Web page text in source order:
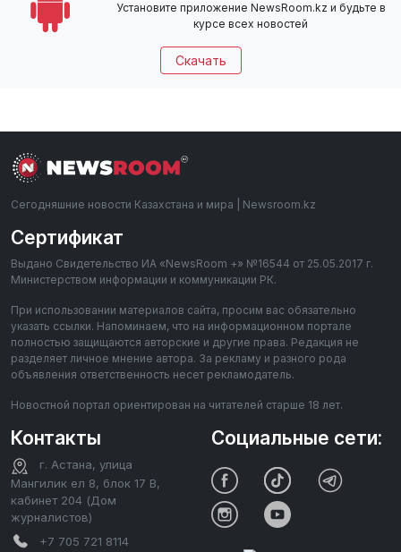
Установите приложение NewsRoom.kz и будьте в
курсе всех новостей
Скачать
Сегодняшние новости Казахстана и мира | Newsroom.kz
Сертификат
Выдано Свидетельство ИА «NewsRoom +» №16544 от 25.05.2017 г.
Министерством информации и коммуникации РК.
При использовании материалов сайта, просим вас обязательно
указать ссылки. Напоминаем, что на информационном портале
полностью защищаются авторские и другие права. Редакция не
разделяет личное мнение автора. За рекламу и разного рода
объявления ответственность несет рекламодатель.
Новостной портал ориентирован на читателей старше 18 лет.
Контакты
г. Астана, улица
Мангилик ел 8, блок 17 В,
кабинет 204 (Дом
журналистов)
+7 705 721 8114
Социальные сети: